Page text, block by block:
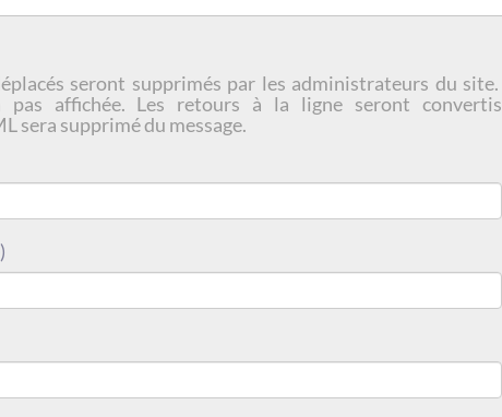
seront supprimés par les administrateurs du site.
pas affichée. Les retours à la ligne seront convertis
sera supprimé du message.